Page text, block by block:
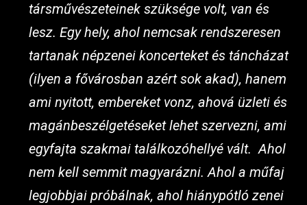
társművészeteinek szüksége volt, van és
lesz. Egy hely, ahol nemcsak rendszeresen
tartanak népzenei koncerteket és táncházat
(ilyen a fővárosban azért sok akad), hanem
ami nyitott, embereket vonz, ahová üzleti és
magánbeszélgetéseket lehet szervezni, ami
egyfajta szakmai találkozóhellyé vált. Ahol
nem kell semmit magyarázni. Ahol a műfaj
legjobbjai próbálnak, ahol hiánypótló zenei